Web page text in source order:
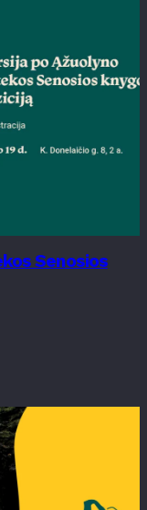
Senosios